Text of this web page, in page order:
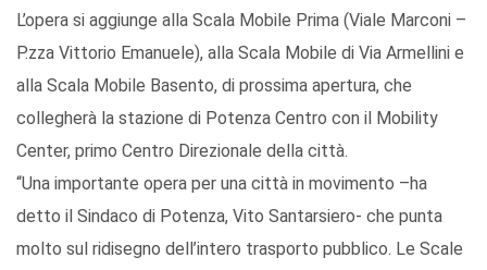
L’opera si aggiunge alla Scala Mobile Prima (Viale Marconi –
P.zza Vittorio Emanuele), alla Scala Mobile di Via Armellini e
alla Scala Mobile Basento, di prossima apertura, che
collegherà la stazione di Potenza Centro con il Mobility
Center, primo Centro Direzionale della città.
“Una importante opera per una città in movimento –ha
detto il Sindaco di Potenza, Vito Santarsiero- che punta
molto sul ridisegno dell’intero trasporto pubblico. Le Scale